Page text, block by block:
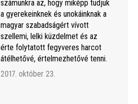
számunkra az, hogy miképp tudjuk
a gyerekeinknek és unokáinknak a
magyar szabadságért vívott
szellemi, lelki küzdelmet és az
érte folytatott fegyveres harcot
átélhetővé, értelmezhetővé tenni.
2017. október 23.